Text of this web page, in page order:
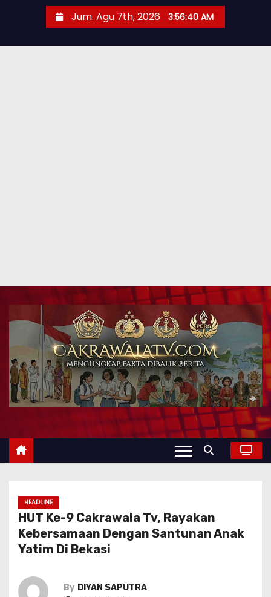
Jum. Agu 7th, 2026 3:56:42 AM
HEADLINE
HUT Ke-9 Cakrawala Tv, Rayakan
Kebersamaan Dengan Santunan Anak
Yatim Di Bekasi
By DIYAN SAPUTRA